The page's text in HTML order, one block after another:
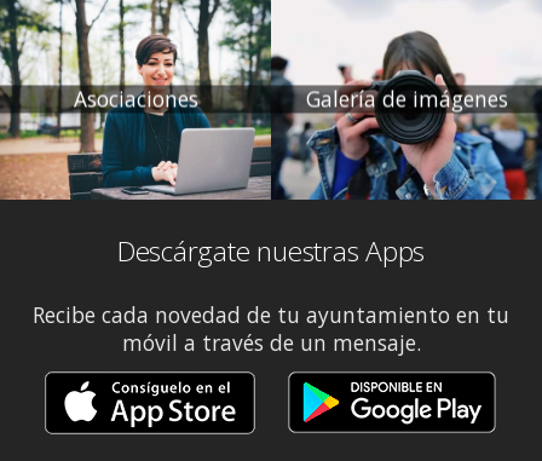
Asociaciones Galería de imágenes
Descárgate nuestras Apps
Recibe cada novedad de tu ayuntamiento en tu
móvil a través de un mensaje.